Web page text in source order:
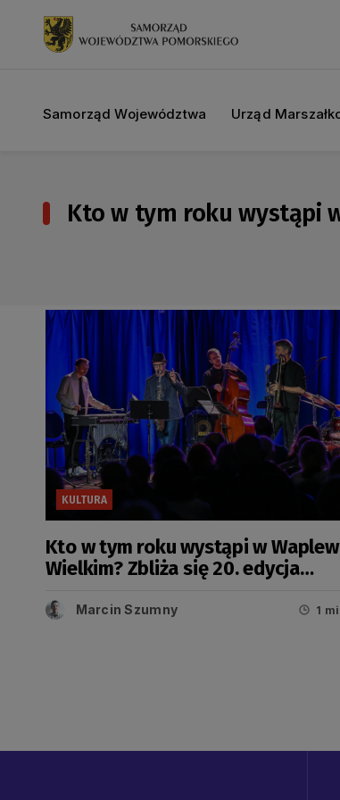
Samorząd Województwa Urząd
Kto w tym roku wystąpi
KULTURA
Kto w tym roku wystąpi w
Wielkim? Zbliża się 20. edycja
Marcin Szumny 1